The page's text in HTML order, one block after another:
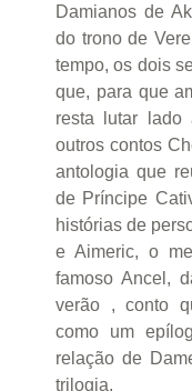
Damianos de
do trono de
tempo, os dois
que, para que
resta lutar
outros contos
antologia que
de Príncipe
histórias de
e Aimeric, o
famoso Ancel,
verão , conto
como um
relação de
trilogia.